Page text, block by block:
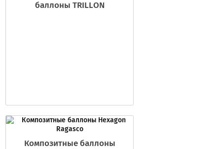
баллоны TRILLON
Композитные баллоны